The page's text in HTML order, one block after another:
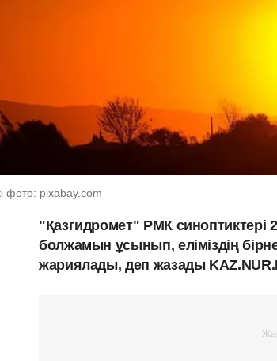
фото: pixabay.com
"Қазгидромет" РМК синоптиктері
болжамын ұсынып, еліміздің
жариялады, деп жазады